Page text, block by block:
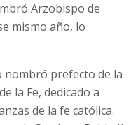
Arzobispo de
mismo año, lo
nombró prefecto de la
la Fe, dedicado a
de la fe católica.